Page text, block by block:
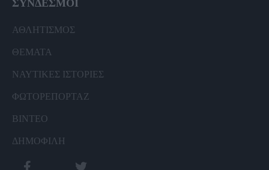
ΣΥΝΔΕΣΜΟΙ
ΑΘΛΗΤΙΣΜΟΣ
ΘΕΜΑΤΑ
ΝΑΥΤΙΚΕΣ ΙΣΤΟΡΙΕΣ
ΦΩΤΟΡΕΠΟΡΤΑΖ
ΒΙΝΤΕΟ
ΔΗΜΟΦΙΛΗ